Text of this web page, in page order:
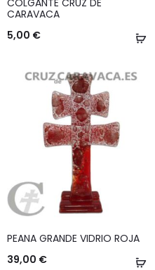
COLGANTE CRUZ DE
CARAVACA
5,00 €
PEANA GRANDE VIDRIO ROJA
39,00 €